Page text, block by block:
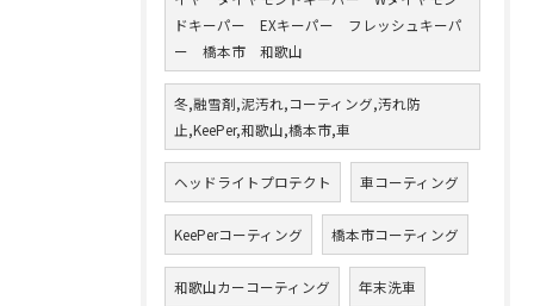
ドキーパー EXキーパー フレッシュキーパ
ー 橋本市 和歌山
冬,融雪剤,泥汚れ,コーティング,汚れ防
止,KeePer,和歌山,橋本市,車
ヘッドライトプロテクト 車コーティング
KeePerコーティング 橋本市コーティング
和歌山カーコーティング 年末洗車